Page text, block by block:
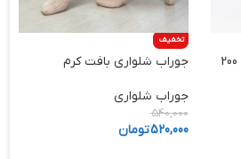
تخفیف
جوراب شلواری بافت کرم
جوراب شلواری
540,000
520,000تومان